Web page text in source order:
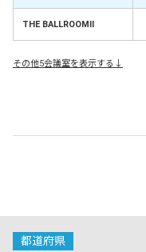
THE BALLROOMⅡ
その他5会議室を表示する↓
都道府県